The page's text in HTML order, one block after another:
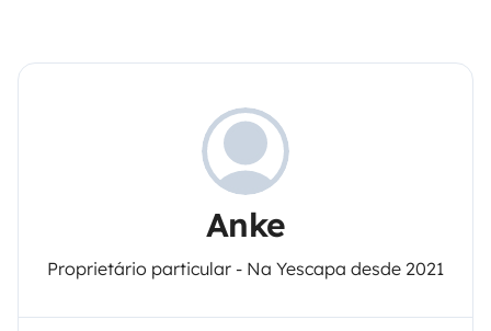
Anke
Proprietário particular - Na Yescapa desde 2021